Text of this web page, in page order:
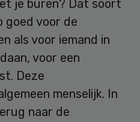
je buren? Dat soort
goed voor de
als voor iemand in
voor een
Deze
menselijk. In
naar de